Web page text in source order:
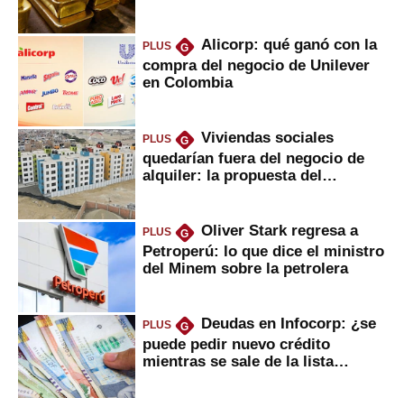
PLUS G
Alicorp: qué ganó con la
compra del negocio de Unilever
en Colombia
PLUS G
Viviendas sociales
quedarían fuera del negocio de
alquiler: la propuesta del
PLUS G
Oliver Stark regresa a
Petroperú: lo que dice el ministro
del Minem sobre la petrolera
PLUS G
Deudas en Infocorp: ¿se
puede pedir nuevo crédito
mientras se sale de la lista